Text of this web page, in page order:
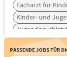
Facharzt für
Kinder- und
Psychotherapie
Passende Jobs für